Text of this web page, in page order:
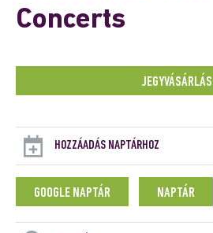
Concerts
JEGYVÁSÁRLÁS
HOZZÁADÁS NAPTÁRHOZ
GOOGLE NAPTÁR NAPTÁR